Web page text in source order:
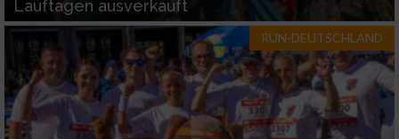
Lauftagen ausverkauft
RUN-DEUTSCHLAND
Entwicklung und Verbesserung der Angebote
Verwendung reduzierter Daten zur Auswahl
von Inhalten
IAB-Besonderheiten: